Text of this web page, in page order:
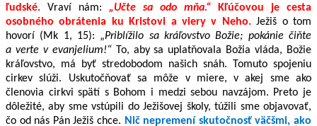
ľudské. Vraví nám: „Učte sa odo mňa.“
Kľúčovou je cesta
osobného obrátenia ku Kristovi a viery v Neho. Ježiš o tom
hovorí (Mk 1, 15): „Priblížilo sa kráľovstvo Božie; pokánie čiňte
a verte v evanjelium!“ To, aby sa uplatňovala Božia vláda, Božie
kráľovstvo, má byť stredobodom našich snáh. Tomuto spojeniu
cirkev slúži. Uskutočňovať sa môže v miere, v akej sme ako
členovia cirkvi spätí s Bohom i medzi sebou navzájom. Preto je
dôležité, aby sme vstúpili do Ježišovej školy, túžili sme objavovať,
čo od nás Pán Ježiš chce. Nič nepremení skutočnosť väčšmi, ako